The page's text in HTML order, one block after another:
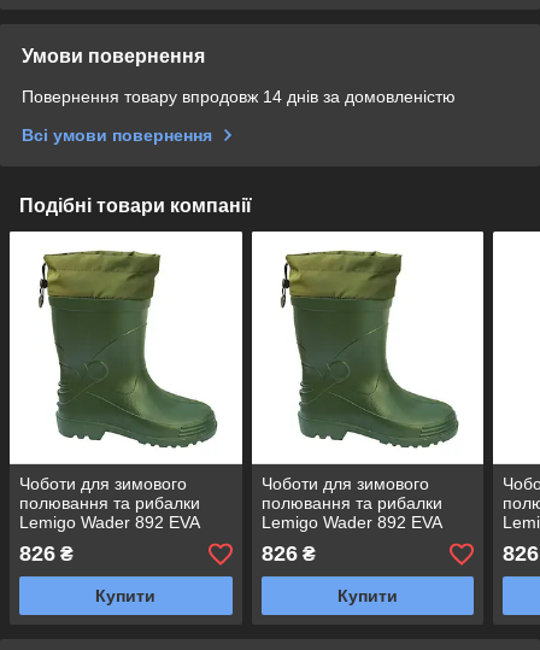
Умови повернення
Повернення товару впродовж 14 днів за домовленістю
Всі умови повернення
Подібні товари компанії
Чоботи для зимового
полювання та рибалки
Lemigo Wader 892 EVA
(-30) з затяжками Польща
р. 48
826 ₴
Купити
Чоботи для зимового
полювання та рибалки
Lemigo Wader 892 EVA
(-30) з затяжками Польща
р. 47
826₴
Купити
(-
р.
826